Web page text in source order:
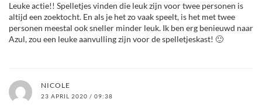
Leuke actie!! Spelletjes vinden die leuk zijn voor twee personen is
altijd een zoektocht. En als je het zo vaak speelt, is het met twee
personen meestal ook sneller minder leuk. Ik ben erg benieuwd naar
Azul, zou een leuke aanvulling zijn voor de spelletjeskast! 🙂
NICOLE
23 APRIL 2020 / 09:38